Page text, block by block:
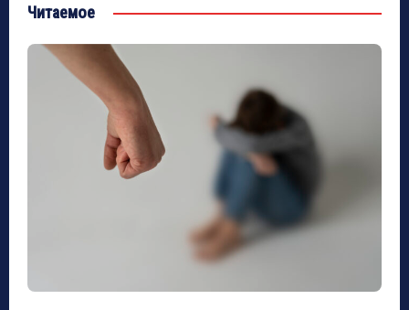
Читаемое